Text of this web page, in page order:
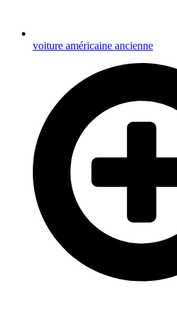
voiture américaine ancienne